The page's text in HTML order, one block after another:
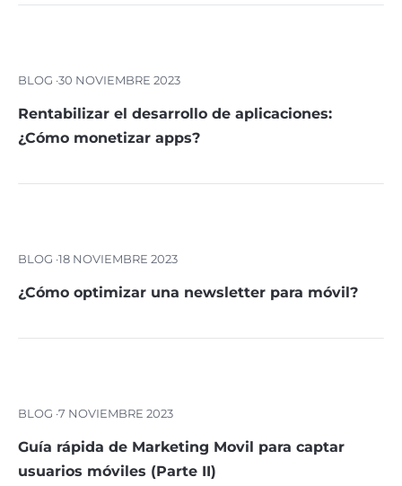
BLOG ·30 NOVIEMBRE 2023
Rentabilizar el desarrollo de aplicaciones:
¿Cómo monetizar apps?
BLOG ·18 NOVIEMBRE 2023
¿Cómo optimizar una newsletter para móvil?
BLOG ·7 NOVIEMBRE 2023
Guía rápida de Marketing Movil para captar
usuarios móviles (Parte II)